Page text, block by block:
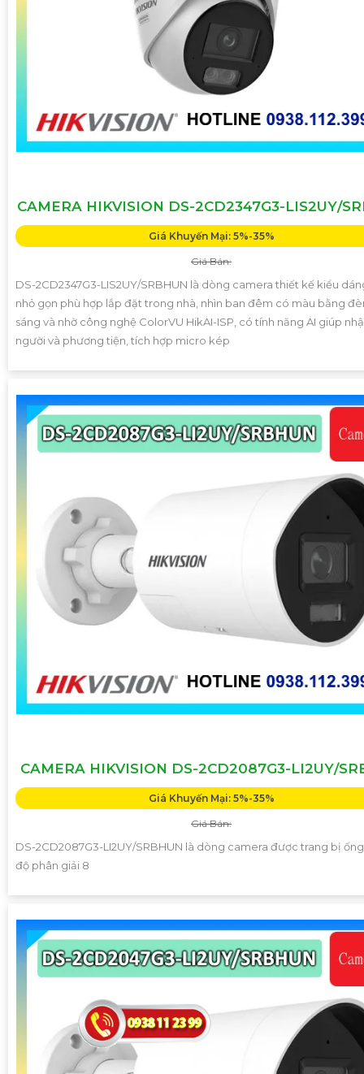
CAMERA HIKVISION DS-2CD2347G3-LIS2UY/
Giá Khuyến Mại: 5%-35%
Giá Bán:
DS-2CD2347G3-LIS2UY/SRBHUN là dòng camera thiết kế kiểu
nhỏ gọn phù hợp lắp đặt trong nhà, nhìn ban đêm có màu bằng
sáng và nhờ công nghệ ColorVU HikAI-ISP, có tính năng AI giúp
người và phương tiện, tích hợp micro kép
CAMERA HIKVISION DS-2CD2087G3-LI2UY/
Giá Khuyến Mại: 5%-35%
Giá Bán:
DS-2CD2087G3-LI2UY/SRBHUN là dòng camera được trang bị
độ phân giải 8